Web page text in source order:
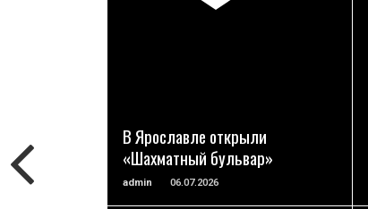
В Ярославле открыли
«Шахматный бульвар»
admin 06.07.2026